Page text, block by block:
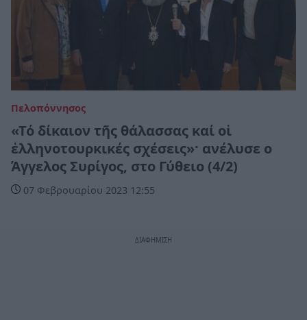
Πελοπόννησος
«Τό δίκαιον τῆς θάλασσας καί οἱ
ἑλληνοτουρκικές σχέσεις»· ανέλυσε ο
Άγγελος Συρίγος, στο Γύθειο (4/2)
07 Φεβρουαρίου 2023 12:55